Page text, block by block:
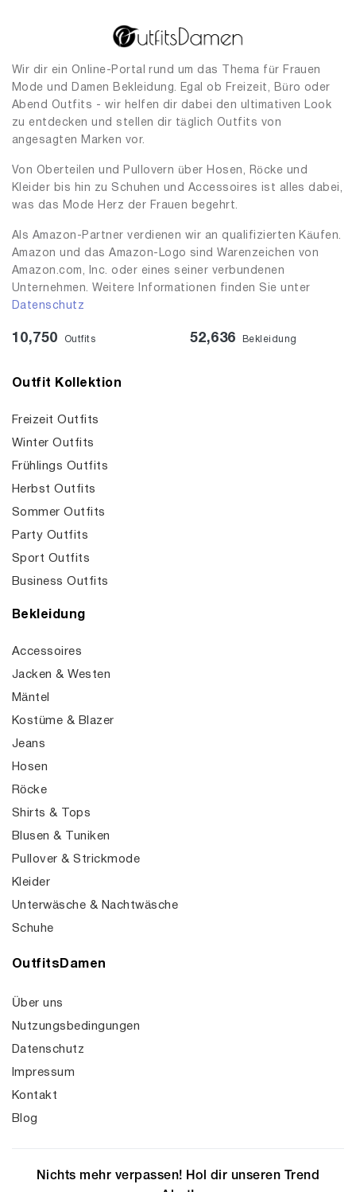
Wir dir ein Online-Portal rund um das Thema für Frauen
Mode und Damen Bekleidung. Egal ob Freizeit, Büro oder
Abend Outfits - wir helfen dir dabei den ultimativen Look
zu entdecken und stellen dir täglich Outfits von
angesagten Marken vor.
Von Oberteilen und Pullovern über Hosen, Röcke und
Kleider bis hin zu Schuhen und Accessoires ist alles dabei,
was das Mode Herz der Frauen begehrt.
Als Amazon-Partner verdienen wir an qualifizierten Käufen.
Amazon und das Amazon-Logo sind Warenzeichen von
Amazon.com, Inc. oder eines seiner verbundenen
Unternehmen. Weitere Informationen finden Sie unter
Datenschutz
10,750 Outfits 52,636 Bekleidung
Outfit Kollektion
Freizeit Outfits
Winter Outfits
Frühlings Outfits
Herbst Outfits
Sommer Outfits
Party Outfits
Sport Outfits
Business Outfits
Bekleidung
Accessoires
Jacken & Westen
Mäntel
Kostüme & Blazer
Jeans
Hosen
Röcke
Shirts & Tops
Blusen & Tuniken
Pullover & Strickmode
Kleider
Unterwäsche & Nachtwäsche
Schuhe
OutfitsDamen
Über uns
Nutzungsbedingungen
Datenschutz
Impressum
Kontakt
Blog
Nichts mehr verpassen! Hol dir unseren Trend